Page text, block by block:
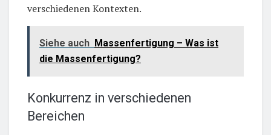
verschiedenen Kontexten.
Siehe auch Massenfertigung – Was ist
die Massenfertigung?
Konkurrenz in verschiedenen
Bereichen